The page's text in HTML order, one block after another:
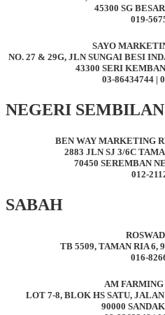
45300 SG
019-
SAYO
NO. 27 & 29G, JLN SUNGAI BESI
43300 SERI
03-86434744 |
NEGERI SEMBILAN
BEN WAY MARKETING
2883 JLN SJ 3/6C
70450 SEREMBAN
012-
SABAH
TB 5509, TAMAN RIA 6,
016-
AM FARMING
LOT 7-8, BLOK HS SATU,
90000